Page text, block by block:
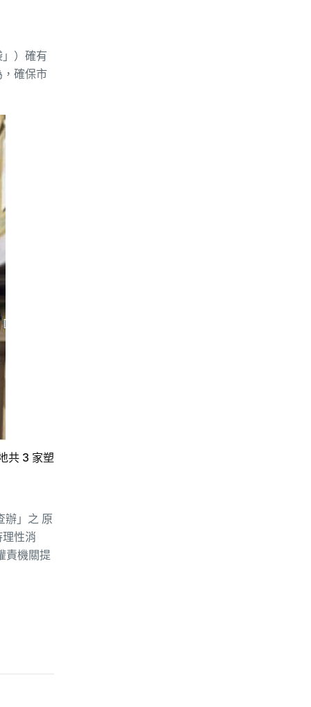
）確有
確保市
共 3 家塑
辦」之 原
性消
責機關提